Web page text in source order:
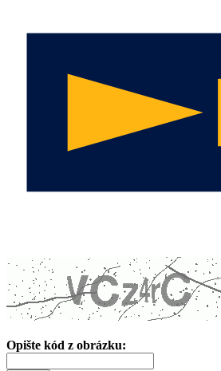
Opište kód z obrázku: